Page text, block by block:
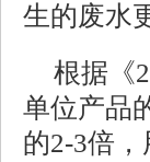
生的废水
根据《
单位产品
的2-3倍